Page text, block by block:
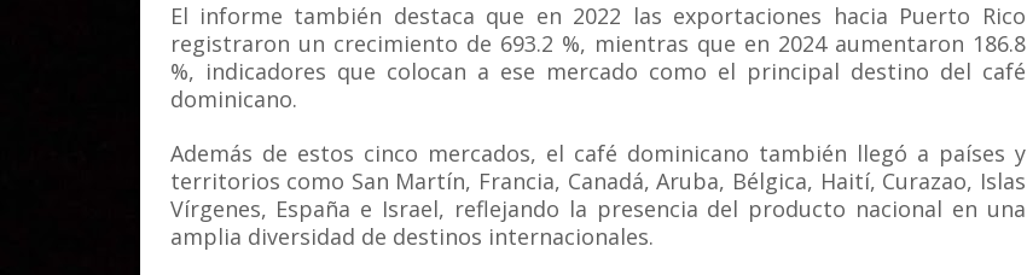
El informe también destaca que en 2022 las exportaciones hacia Puerto Rico
registraron un crecimiento de 693.2 %, mientras que en 2024 aumentaron 186.8
%, indicadores que colocan a ese mercado como el principal destino del café
dominicano.
Además de estos cinco mercados, el café dominicano también llegó a países y
territorios como San Martín, Francia, Canadá, Aruba, Bélgica, Haití, Curazao, Islas
Vírgenes, España e Israel, reflejando la presencia del producto nacional en una
amplia diversidad de destinos internacionales.